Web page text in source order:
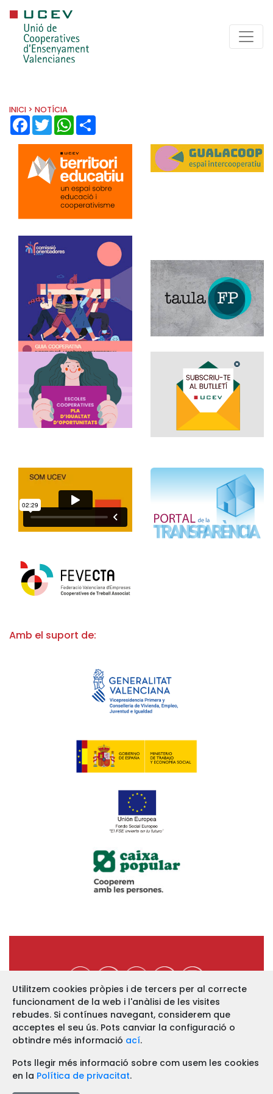
INICI > NOTÍCIA
FACEBOOK
TWITTERWHATSAPP
Amb el suport de:
https://www.ucev.coop
C/ Arquebisbe Majoral, 11-B
46002 VALÈNCIA
Telf. 963 52 13 86 Fax. 963 51 12 68
Avís legal
Utilitzem cookies pròpies i de tercers per al correcte
funcionament de la web i l'anàlisi de les visites
rebudes. Si contínues navegant, considerem que
acceptes el seu ús. Pots canviar la configuració o
obtindre més informació ací.
Pots llegir més informació sobre com usem les cookies
en la Política de privacitat.